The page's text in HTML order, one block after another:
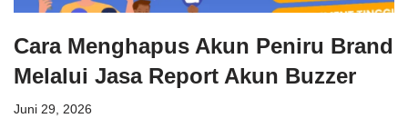
Cara Menghapus Akun Peniru Brand
Melalui Jasa Report Akun Buzzer
Juni 29, 2026